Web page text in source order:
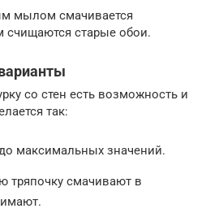
мылом смачивается
счищаются старые обои.
со стен есть возможность и
так:
максимальных значений.
тряпочку смачивают в